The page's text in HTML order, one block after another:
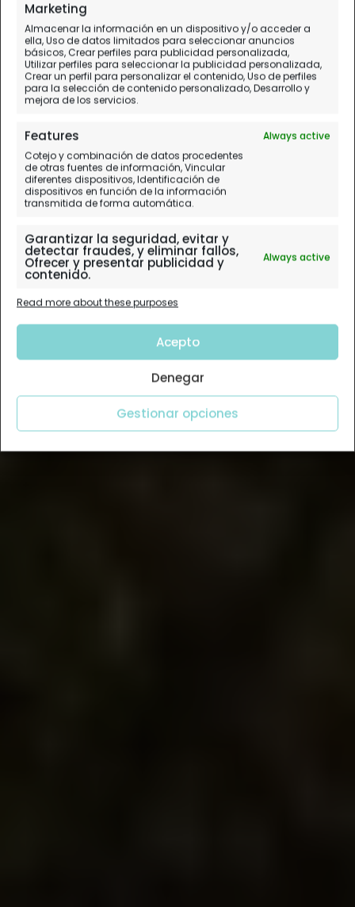
Marketing
Almacenar la información en un dispositivo y/o acceder a
ella, Uso de datos limitados para seleccionar anuncios
básicos, Crear perfiles para publicidad personalizada,
Utilizar perfiles para seleccionar la publicidad personalizada,
Crear un perfil para personalizar el contenido, Uso de perfiles
para la selección de contenido personalizado, Desarrollo y
mejora de los servicios.
Features
Always active
Cotejo y combinación de datos procedentes
de otras fuentes de información, Vincular
diferentes dispositivos, Identificación de
dispositivos en función de la información
transmitida de forma automática.
Garantizar la seguridad, evitar y
detectar fraudes, y eliminar fallos,
Ofrecer y presentar publicidad y
contenido.
Always active
Read more about these purposes
Acepto
Denegar
Gestionar opciones